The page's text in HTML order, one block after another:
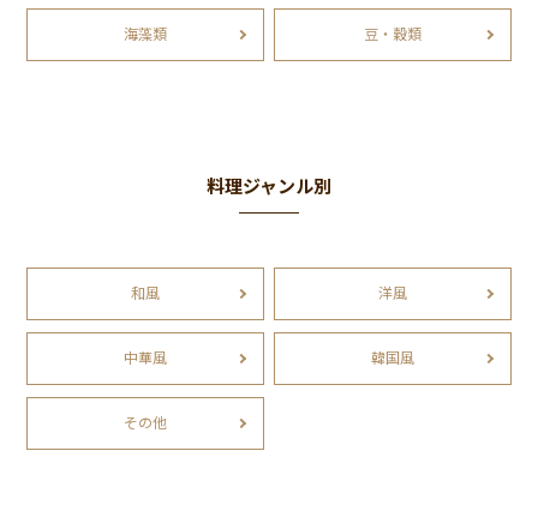
海藻類 豆・穀類
料理ジャンル別
和風 洋風
中華風 韓国風
その他